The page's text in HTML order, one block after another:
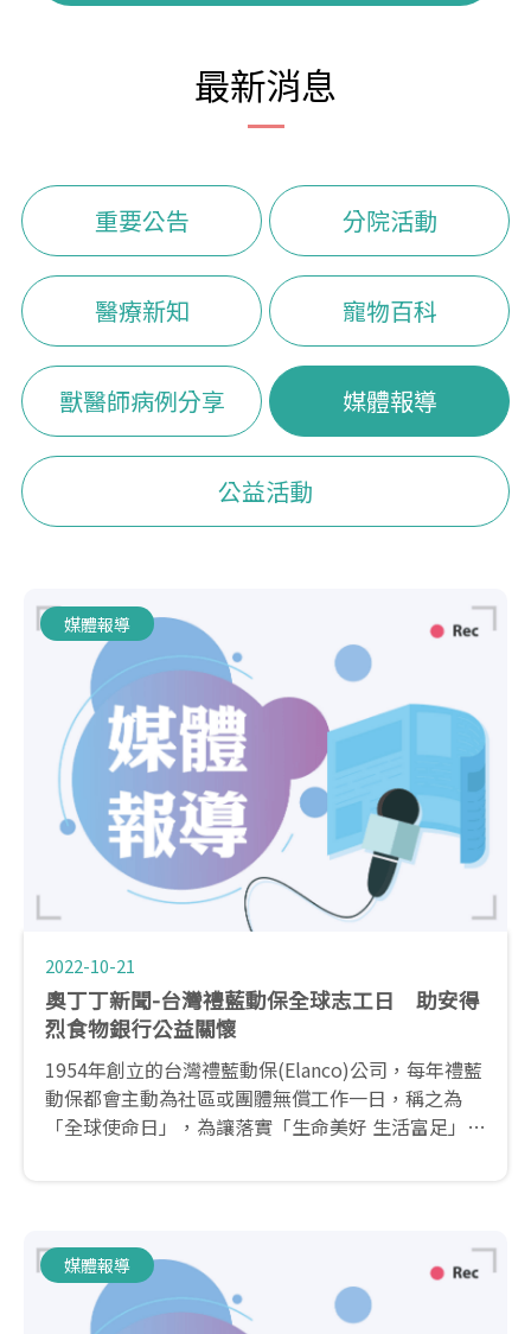
最新消息
重要公告 分院活動
醫療新知 寵物百科
獸醫師病例分享 媒體報導
公益活動
媒體報導
2022-10-21
奧丁丁新聞-台灣禮藍動保全球志工日 助安得
烈食物銀行公益關懷
1954年創立的台灣禮藍動保(Elanco)公司，每年禮藍
動保都會主動為社區或團體無償工作一日，稱之為
「全球使命日」，為讓落實「生命美好 生活富足」的
媒體報導